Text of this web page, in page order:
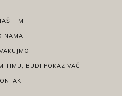
TIM
NAMA
TIMU, BUDI POKAZIVAČ!